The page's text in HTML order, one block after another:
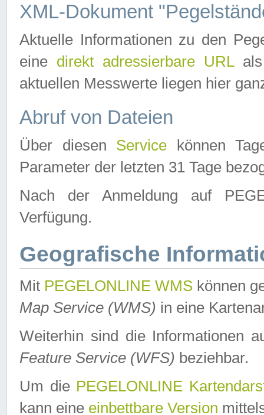
XML-Dokument
Aktuelle Informationen zu den
eine direkt adressierbare URLals
aktuellen Messwerte liegen hier
Abruf von Dateien
Über diesen Service können
Parameter der letzten 31 Tage
Nach der Anmeldung auf
Verfügung.
Geografische
Mit PEGELONLINE WMS können
Map Service (WMS) in eine
Weiterhin sind die Informationen
Feature Service (WFS) beziehbar.
Um die PEGELONLINE
kann eine einbettbare Version